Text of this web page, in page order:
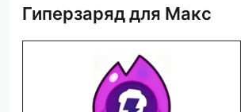
Гиперзаряд для Макс